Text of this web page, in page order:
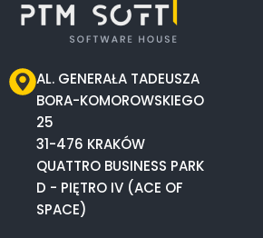
AL. GENERAŁA TADEUSZA
BORA-KOMOROWSKIEGO
25
31-476 KRAKÓW
QUATTRO BUSINESS PARK
D - PIĘTRO IV (ACE OF
SPACE)